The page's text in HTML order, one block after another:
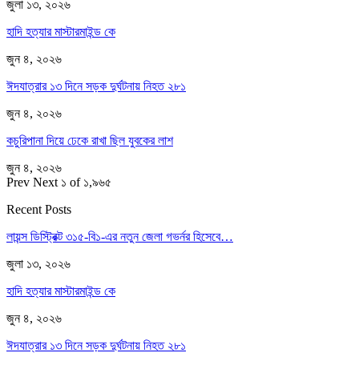
জুলা ১৩, ২০২৬
হাদি হত্যার মাস্টারমাইন্ড কে
জুন ৪, ২০২৬
ঈদযাত্রার ১৩ দিনে সড়ক দুর্ঘটনায় নিহত ২৮১
জুন ৪, ২০২৬
কচুরিপানা দিয়ে ঢেকে রাখা ছিল যুবকের লাশ
জুন ৪, ২০২৬
Prev Next ১ of ১,৯৬৫
Recent Posts
লায়ন্স ডিস্ট্রিক্ট ৩১৫-বি১-এর নতুন জেলা গভর্নর হিসেবে…
জুলা ১৩, ২০২৬
হাদি হত্যার মাস্টারমাইন্ড কে
জুন ৪, ২০২৬
ঈদযাত্রার ১৩ দিনে সড়ক দুর্ঘটনায় নিহত ২৮১